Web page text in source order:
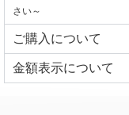
さい～
ご購入について
⾦額表⽰について